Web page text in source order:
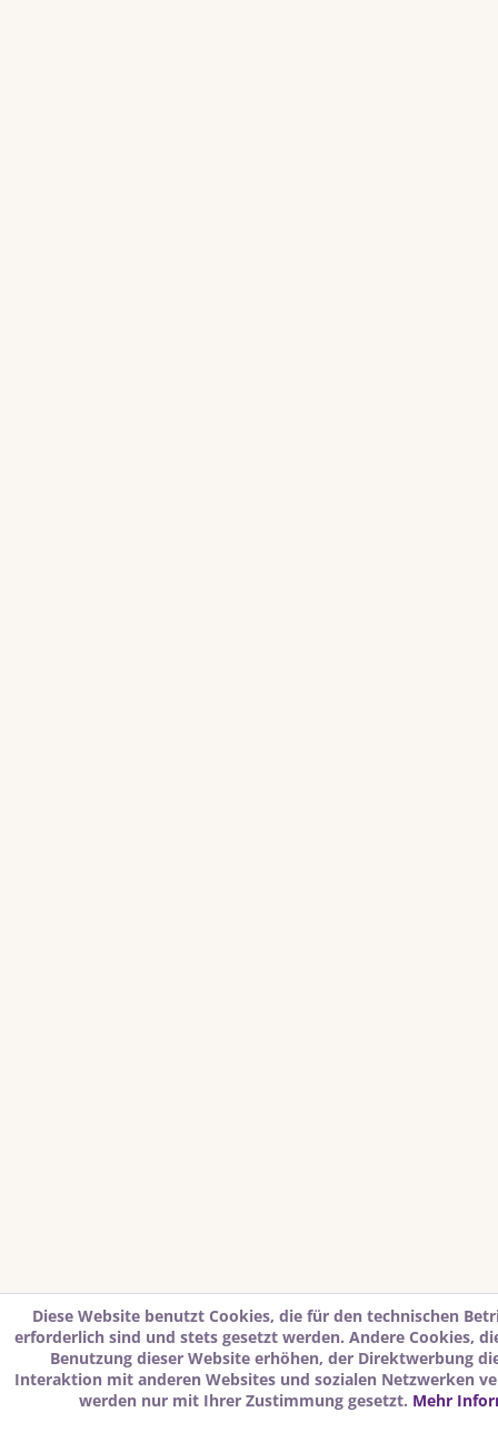
Diese Website benutzt Cookies, die für den technischen
erforderlich sind und stets gesetzt werden. Andere Cookies,
Benutzung dieser Website erhöhen, der Direktwerbung
Interaktion mit anderen Websites und sozialen Netzwerken
werden nur mit Ihrer Zustimmung gesetzt. Mehr